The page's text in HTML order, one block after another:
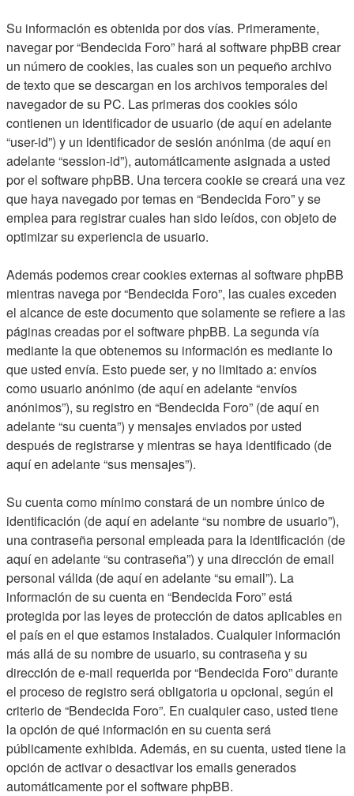
Su información es obtenida por dos vías. Primeramente,
navegar por “Bendecida Foro” hará al software phpBB crear
un número de cookies, las cuales son un pequeño archivo
de texto que se descargan en los archivos temporales del
navegador de su PC. Las primeras dos cookies sólo
contienen un identificador de usuario (de aquí en adelante
“user-id”) y un identificador de sesión anónima (de aquí en
adelante “session-id”), automáticamente asignada a usted
por el software phpBB. Una tercera cookie se creará una vez
que haya navegado por temas en “Bendecida Foro” y se
emplea para registrar cuales han sido leídos, con objeto de
optimizar su experiencia de usuario.
Además podemos crear cookies externas al software phpBB
mientras navega por “Bendecida Foro”, las cuales exceden
el alcance de este documento que solamente se refiere a las
páginas creadas por el software phpBB. La segunda vía
mediante la que obtenemos su información es mediante lo
que usted envía. Esto puede ser, y no limitado a: envíos
como usuario anónimo (de aquí en adelante “envíos
anónimos”), su registro en “Bendecida Foro” (de aquí en
adelante “su cuenta”) y mensajes enviados por usted
después de registrarse y mientras se haya identificado (de
aquí en adelante “sus mensajes”).
Su cuenta como mínimo constará de un nombre único de
identificación (de aquí en adelante “su nombre de usuario”),
una contraseña personal empleada para la identificación (de
aquí en adelante “su contraseña”) y una dirección de email
personal válida (de aquí en adelante “su email”). La
información de su cuenta en “Bendecida Foro” está
protegida por las leyes de protección de datos aplicables en
el país en el que estamos instalados. Cualquier información
más allá de su nombre de usuario, su contraseña y su
dirección de e-mail requerida por “Bendecida Foro” durante
el proceso de registro será obligatoria u opcional, según el
criterio de “Bendecida Foro”. En cualquier caso, usted tiene
la opción de qué información en su cuenta será
públicamente exhibida. Además, en su cuenta, usted tiene la
opción de activar o desactivar los emails generados
automáticamente por el software phpBB.